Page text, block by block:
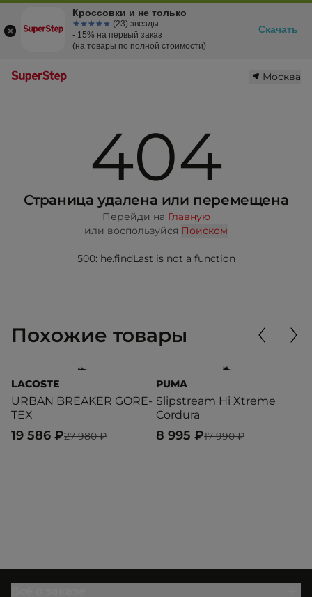
Москва
404
Страница удалена или перемещена
Перейди на Главную
или воспользуйся Поиском
500: he.findLast is not a function
Похожие товары
LACOSTE
URBAN BREAKER GORE-
TEX
27 980 ₽
19 586 ₽
PUMA
Slipstream Hi Xtreme
Cordura
17 990 ₽
8 995 ₽
Кроссовки и не только
☆☆☆☆☆
★★★★★ (23) звезды
- 15% на первый заказ
(на товары по полной стоимости)
Скачать